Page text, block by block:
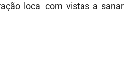
local com vistas a sanar